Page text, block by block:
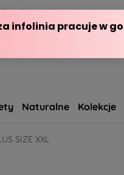
Naturalne Kolekcje
SIZE XXL